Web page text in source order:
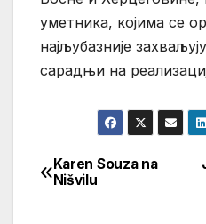
уметника, којима се
најљубазније
сарадњи на
Кретање
Karen Souza na
Nišvilu